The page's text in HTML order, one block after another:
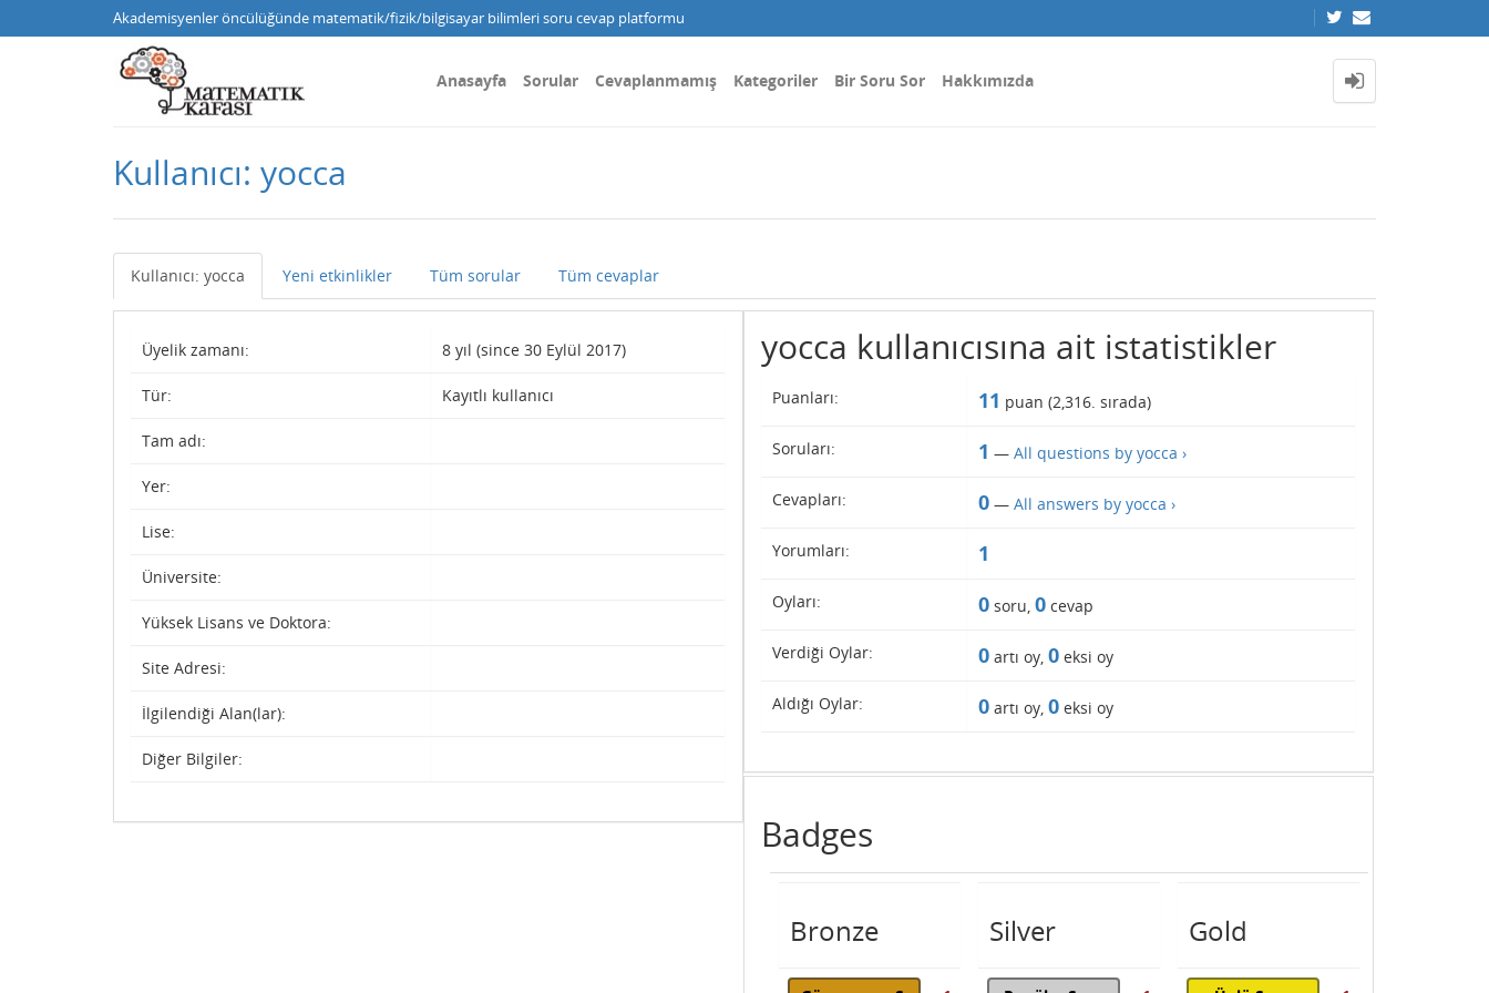
Akademisyenler öncülüğünde matematik/fizik/bilgisayar bilimleri soru cevap platformu
Anasayfa Sorular Cevaplanmamış Kategoriler Bir Soru Sor Hakkımızda
Kullanıcı: yocca
Kullanıcı: yocca Yeni etkinlikler Tüm sorular Tüm cevaplar
Üyelik zamanı: 8 yıl (since 30 Eylül 2017)
Tür: Kayıtlı kullanıcı
Tam adı:
Yer:
Lise:
Üniversite:
Yüksek Lisans ve Doktora:
Site Adresi:
İlgilendiği Alan(lar):
Diğer Bilgiler:
yocca kullanıcısına ait istatistikler
Puanları: 11 puan (2,316. sırada)
Soruları: 1 — All questions by yocca ›
Cevapları: 0— All answers by yocca ›
Yorumları: 1
Oyları: 0soru, 0cevap
Verdiği Oylar: 0artı oy, 0eksi oy
Aldığı Oylar: 0artı oy, 0eksi oy
Badges
Bronze Silver Gold